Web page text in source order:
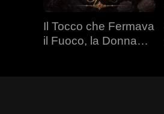
Il Tocco che Fermava
il Fuoco, la Donna